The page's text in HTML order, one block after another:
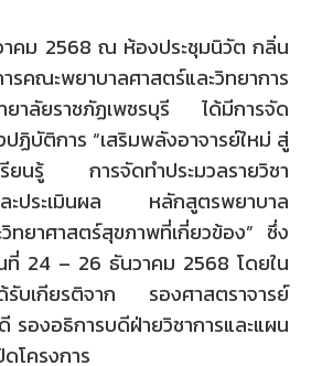
คม 2568 ณ ห้องประชุมนิวัต กลิ่น
ณะพยาบาลศาสตร์และวิทยาการ
ลัยราชภัฏเพชรบุรี ได้มีการจัด
ปฏิบัติการ “เสริมพลังอาจารย์ใหม่ สู่
รียนรู้ การจัดทำประมวลรายวิชา
ละประเมินผล หลักสูตรพยาบาล
ทยาศาสตร์สุขภาพที่เกี่ยวข้อง” ซึ่ง
ที่ 24 – 26 ธันวาคม 2568 โดยใน
ด้รับเกียรติจาก รองศาสตราจารย์
รองอธิการบดีฝ่ายวิชาการและแผน
ดโครงการ